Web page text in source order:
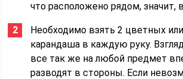
что расположено рядом, значит,
Необходимо взять 2 цветных
карандаша в каждую руку.
все так же на любой предмет
разводят в стороны. Если